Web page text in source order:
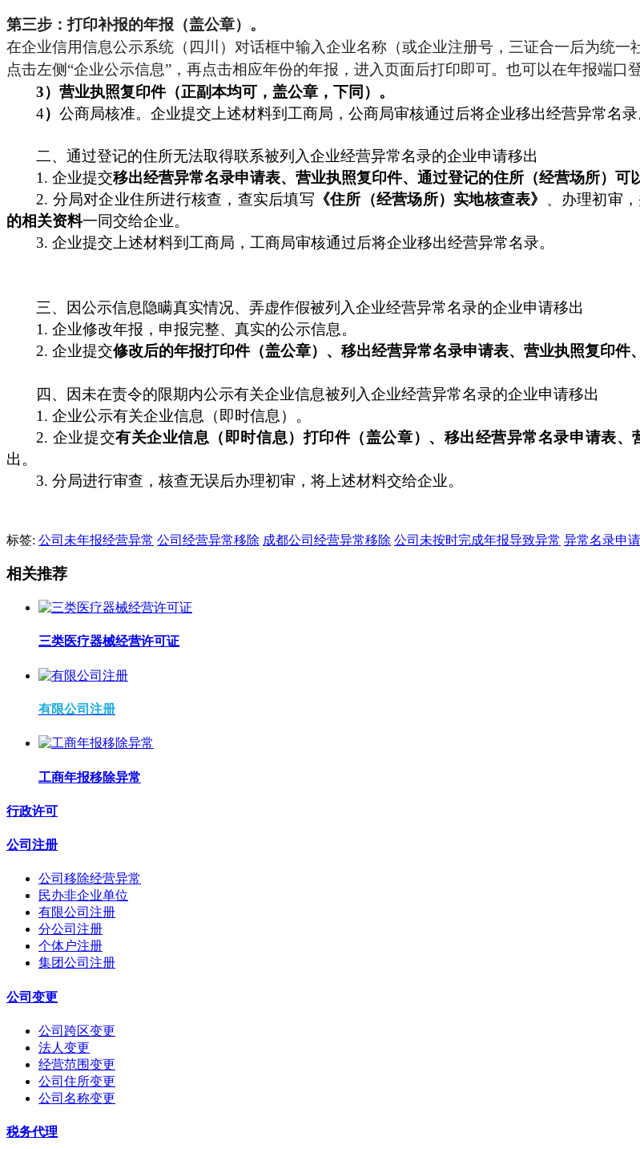
第三步：打印补报的年报（盖公章）。
在企业信用信息公示系统（四川）对话框中输入企业名称（或企业注册号，三证合一后为统
点击左侧“企业公示信息”，再点击相应年份的年报，进入页面后打印即可。 也可以在年报端口
3）营业执照复印件（正副本均可，盖公章，下同）。
4）公商局核准。企业提交上述材料到工商局，公商局审核通过后将企业移出经营异常名录
二、通过登记的住所无法取得联系被列入企业经营异常名录的企业申请移出
1.企业提交移出经营异常名录申请表、营业执照复印件、通过登记的住所（经营场所）可
2. 分局对企业住所进行核查，查实后填写 《住所（经营场所）实地核查表》 、办理初审
的相关资料一同交给企业。
3.企业提交上述材料到工商局，工商局审核通过后将企业移出经营异常名录。
三、因公示信息隐瞒真实情况、弄虚作假被列入企业经营异常名录的企业申请移出
1.企业修改年报，申报完整、真实的公示信息。
2.企业提交修改后的年报打印件（盖公章）、移出经营异常名录申请表、营业执照复印件
四、因未在责令的限期内公示有关企业信息被列入企业经营异常名录的企业申请移出
1.企业公示有关企业信息（即时信息）。
2. 企业提交有关企业信息（即时信息）打印件（盖公章）、移出经营异常名录申请表
出。
3.分局进行审查，核查无误后办理初审，将上述材料交给企业。
标签: 公司未年报经营异常 公司经营异常移除 成都公司经营异常移除 公司未按时完成年报导致异常 异常名录申
相关推荐
三类医疗器械经营许可证
有限公司注册
工商年报移除异常
行政许可
公司注册
公司移除经营异常
民办非企业单位
有限公司注册
分公司注册
个体户注册
集团公司注册
公司变更
公司跨区变更
法人变更
经营范围变更
公司住所变更
公司名称变更
税务代理